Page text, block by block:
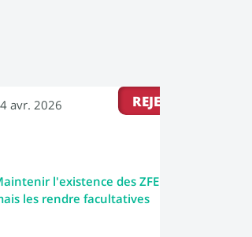
REJETÉ
avr. 2026
l'existence des ZFE
les rendre facultatives